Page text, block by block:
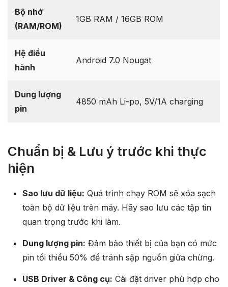
Bộ nhớ
(RAM/ROM)
1GB RAM / 16GB ROM
Hệ điều
hành
Android 7.0 Nougat
Dung lượng
pin
4850 mAh Li-po, 5V/1A charging
Chuẩn bị & Lưu ý trước khi thực
hiện
Sao lưu dữ liệu: Quá trình chạy ROM sẽ xóa sạch
toàn bộ dữ liệu trên máy. Hãy sao lưu các tập tin
quan trọng trước khi làm.
Dung lượng pin: Đảm bảo thiết bị của bạn có mức
pin tối thiểu 50% để tránh sập nguồn giữa chừng.
USB Driver & Công cụ: Cài đặt driver phù hợp cho